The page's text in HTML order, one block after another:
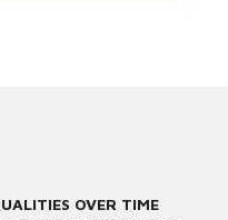
OVER TIME